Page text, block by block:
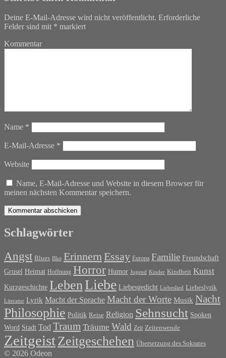
Deine E-Mail-Adresse wird nicht veröffentlicht. Erforderliche
Felder sind mit * markiert
Kommentar
Name *
E-Mail-Adresse *
Website
Name, E-Mail-Adresse und Website in diesem Browser für
meinen nächsten Kommentar speichern.
Schlagwörter
Angst Blues Blut Erinnern Essay Europa Familie Freundschaft
Grusel Heimat Hoffnung Horror Humor Jugend Kinder Kindheit Kunst
Kurzgeschichte Leben Liebe Liebesgedicht Liebeslied Liebeslyrik
Literatur Lyrik Macht der Sprache Macht der Worte Musik Nacht
Philosophie Politik Reise Religion Sehnsucht Spoken
Word Stadt Tod Traum Träume Wald Zeit Zeitenwende
ZeitgeistZeitgeschehen Übersetzung des Sokrates
© 2026 Odeon